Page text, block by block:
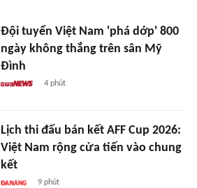
Đội tuyển Việt Nam 'phá dớp' 800
ngày không thắng trên sân Mỹ
Đình
4 phút
Lịch thi đấu bán kết AFF Cup 2026:
Việt Nam rộng cửa tiến vào chung
kết
9 phút